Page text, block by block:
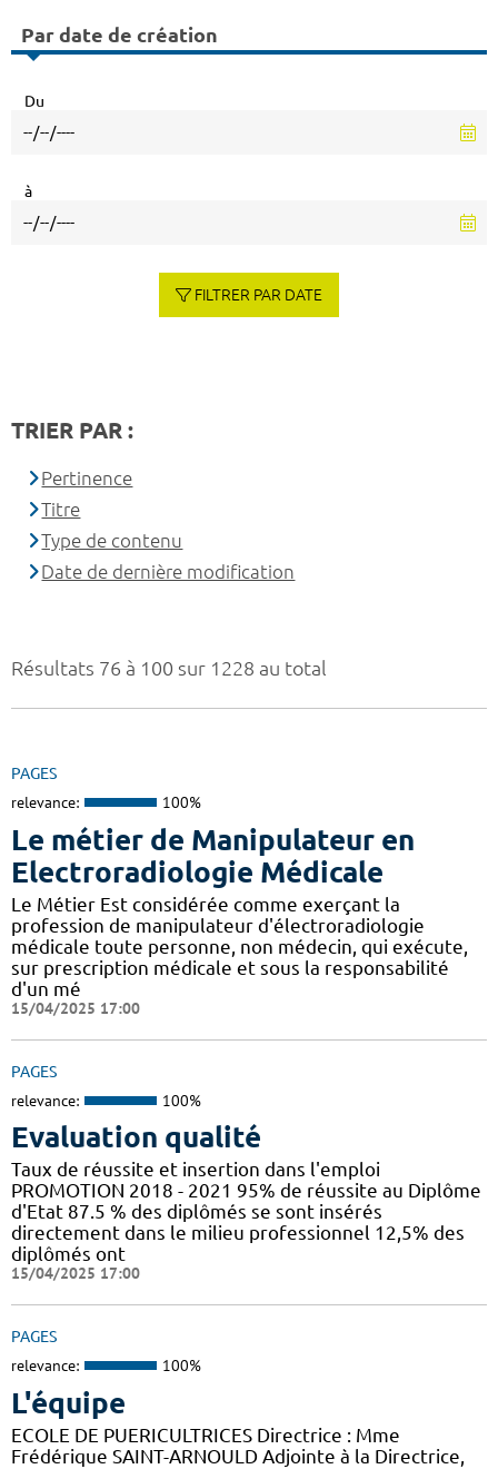
Résultats 76 à 100 sur 1228 au total
PAGES
relevance: 100%
Le métier de Manipulateur en
Electroradiologie Médicale
Le Métier Est considérée comme exerçant la
profession de manipulateur d'électroradiologie
médicale toute personne, non médecin, qui exécute,
sur prescription médicale et sous la responsabilité
d'un mé
15/04/2025 17:00
PAGES
relevance: 100%
Evaluation qualité
Taux de réussite et insertion dans l'emploi
PROMOTION 2018 - 2021 95% de réussite au Diplôme
d'Etat 87.5 % des diplômés se sont insérés
directement dans le milieu professionnel 12,5% des
diplômés ont
15/04/2025 17:00
PAGES
relevance: 100%
L'équipe
ECOLE DE PUERICULTRICES Directrice : Mme
Frédérique SAINT-ARNOULD Adjointe à la Directrice,
Par date de création
Du
à
FILTRER PAR DATE
TRIER PAR :
Pertinence
Titre
Type de contenu
Date de dernière modification